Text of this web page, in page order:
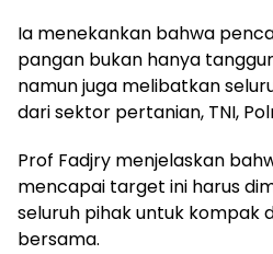
Ia menekankan bahwa
pangan bukan hanya
namun juga melibatkan
dari sektor pertanian, TNI,
Prof Fadjry menjelaskan
mencapai target ini harus
seluruh pihak untuk kompak
bersama.